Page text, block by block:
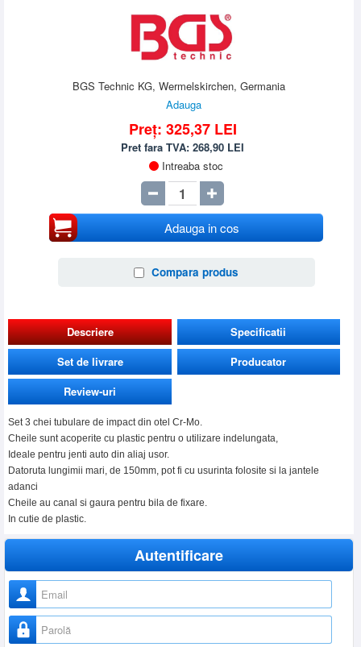
BGS Technic KG, Wermelskirchen, Germania
Adauga
Preț: 325,37 LEI
Pret fara TVA:268,90 LEI
Intreaba stoc
Adauga in cos
Compara produs
Descriere
Set 3 chei tubulare de impact din otel Cr-Mo.
Cheile sunt acoperite cu plastic pentru o utilizare indelungata,
Ideale pentru jenti auto din aliaj usor.
Datoruta lungimii mari, de 150mm, pot fi cu usurinta folosite si la jantele
adanci
Cheile au canal si gaura pentru bila de fixare.
In cutie de plastic.
Specificatii
Set de livrare
Producator
Review-uri
Autentificare
Nume utilizator
Parolă